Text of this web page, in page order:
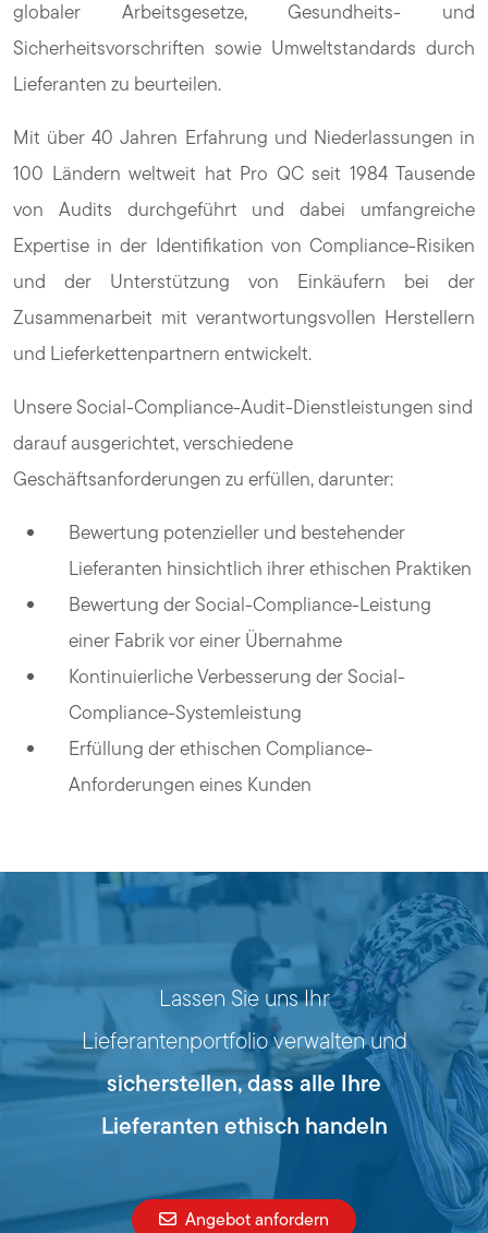
globaler Arbeitsgesetze, Gesundheits- und
Sicherheitsvorschriften sowie Umweltstandards durch
Lieferanten zu beurteilen.
Mit über 40 Jahren Erfahrung und Niederlassungen in
100 Ländern weltweit hat Pro QC seit 1984 Tausende
von Audits durchgeführt und dabei umfangreiche
Expertise in der Identifikation von Compliance-Risiken
und der Unterstützung von Einkäufern bei der
Zusammenarbeit mit verantwortungsvollen Herstellern
und Lieferkettenpartnern entwickelt.
Unsere Social-Compliance-Audit-Dienstleistungen sind
darauf ausgerichtet, verschiedene
Geschäftsanforderungen zu erfüllen, darunter:
Bewertung potenzieller und bestehender
Lieferanten hinsichtlich ihrer ethischen Praktiken
Bewertung der Social-Compliance-Leistung
einer Fabrik vor einer Übernahme
Kontinuierliche Verbesserung der Social-
Compliance-Systemleistung
Erfüllung der ethischen Compliance-
Anforderungen eines Kunden
Lassen Sie uns Ihr
Lieferantenportfolio verwalten und
sicherstellen, dass alle Ihre
Lieferanten ethisch handeln
Angebot anfordern